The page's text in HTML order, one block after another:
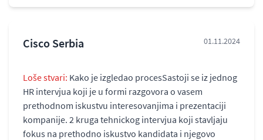
Cisco Serbia 01.11.2024
Loše stvari: Kako je izgledao procesSastoji se iz jednog
HR intervjua koji je u formi razgovora o vasem
prethodnom iskustvu interesovanjima i prezentaciji
kompanije. 2 kruga tehnickog intervjua koji stavljaju
fokus na prethodno iskustvo kandidata i njegovo